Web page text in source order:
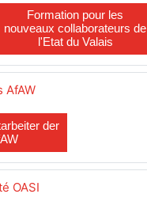
Formation pour les
nouveaux collaborateurs de
l'Etat du Valais
AfAW
der
OASI